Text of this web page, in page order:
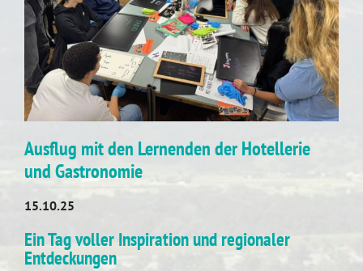
Ausflug mit den Lernenden der Hotellerie
und Gastronomie
15.10.25
Ein Tag voller Inspiration und regionaler
Entdeckungen